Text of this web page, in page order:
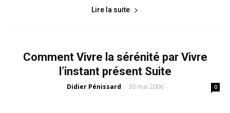
Lire la suite
Comment Vivre la sérénité par Vivre
l’instant présent Suite
Didier Pénissard - 30 mai 2006 0